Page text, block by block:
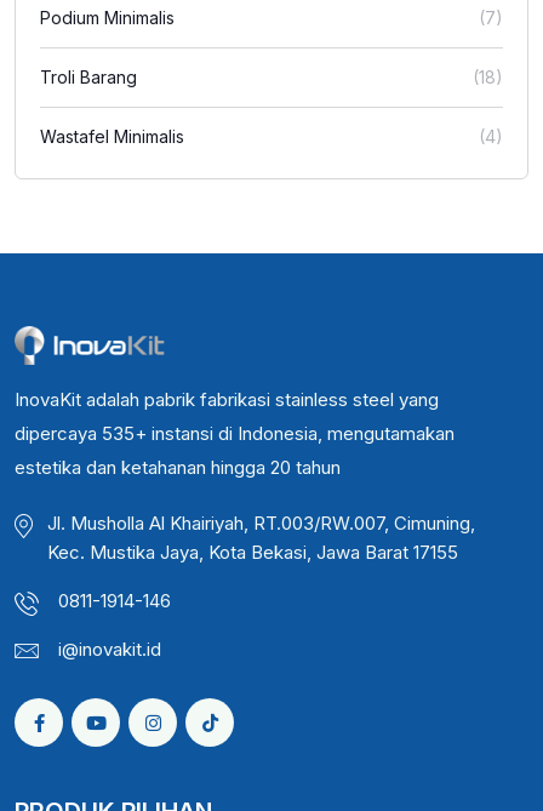
Podium Minimalis (7)
Troli Barang (18)
Wastafel Minimalis (4)
InovaKit adalah pabrik fabrikasi stainless steel yang
dipercaya 535+ instansi di Indonesia, mengutamakan
estetika dan ketahanan hingga 20 tahun
Jl. Musholla Al Khairiyah, RT.003/RW.007, Cimuning,
Kec. Mustika Jaya, Kota Bekasi, Jawa Barat 17155
0811-1914-146
i@inovakit.id